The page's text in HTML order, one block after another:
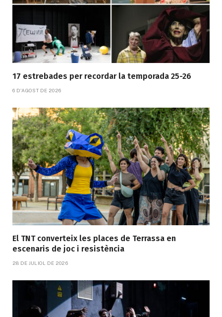
17 estrebades per recordar la temporada 25-26
6 D'AGOST DE 2026
El TNT converteix les places de Terrassa en
escenaris de joc i resistència
28 DE JULIOL DE 2026